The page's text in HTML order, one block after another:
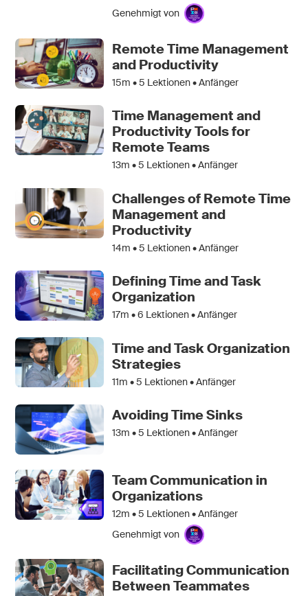
Genehmigt von
Remote Time Management
and Productivity
15m •5 Lektionen • Anfänger
Time Management and
Productivity Tools for
Remote Teams
13m •5 Lektionen • Anfänger
Challenges of Remote Time
Management and
Productivity
14m •5 Lektionen • Anfänger
Defining Time and Task
Organization
17m •6 Lektionen • Anfänger
Time and Task Organization
Strategies
11m •5 Lektionen • Anfänger
Avoiding Time Sinks
13m •5 Lektionen • Anfänger
Team Communication in
Organizations
12m •5 Lektionen • Anfänger
Genehmigt von
Facilitating Communication
Between Teammates